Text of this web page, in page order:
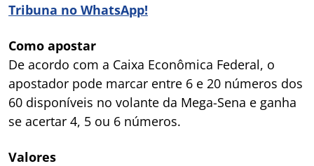
Tribuna no WhatsApp!
Como apostar
De acordo com a Caixa Econômica Federal, o
apostador pode marcar entre 6 e 20 números dos
60 disponíveis no volante da Mega-Sena e ganha
se acertar 4, 5 ou 6 números.
Valores